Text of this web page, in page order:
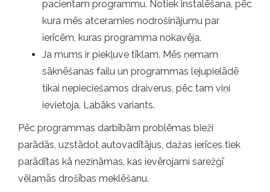
pacientam programmu. Notiek instalēšana, pēc
kura mēs atceramies nodrošinājumu par
ierīcēm, kuras programma nokavēja.
Ja mums ir piekļuve tīklam. Mēs ņemam
sāknēšanas failu un programmas lejupielādē
tikai nepieciešamos draiverus, pēc tam viņi
ievietoja. Labāks variants.
Pēc programmas darbībām problēmas bieži
parādās, uzstādot autovadītājus, dažas ierīces tiek
parādītas kā nezināmas, kas ievērojami sarežģī
vēlamās drošības meklēšanu.